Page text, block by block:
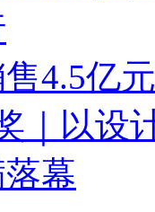
4.5亿
｜以设
幕